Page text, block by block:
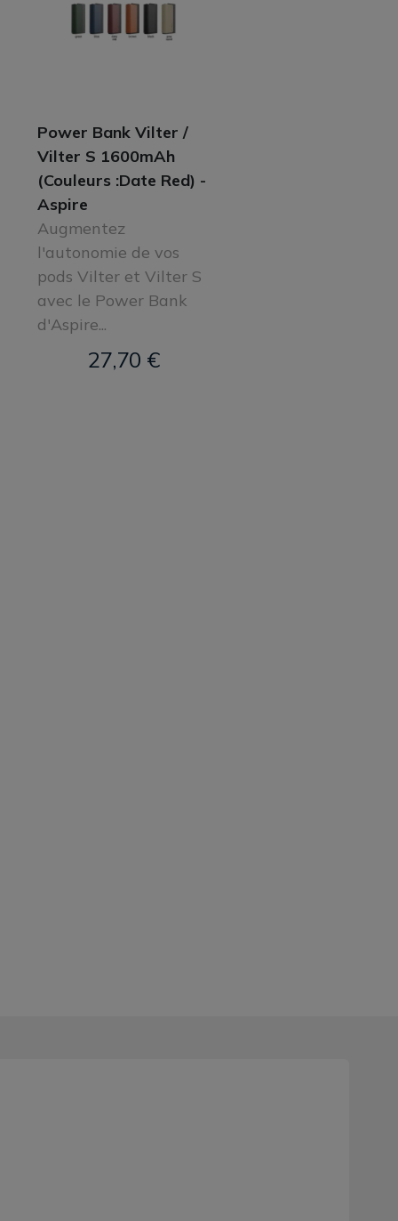
Power Bank Vilter /
Vilter S 1600mAh
(Couleurs :Date Red) -
Aspire
Augmentez
l'autonomie de vos
pods Vilter et Vilter S
avec le Power Bank
d'Aspire...
27,70 €